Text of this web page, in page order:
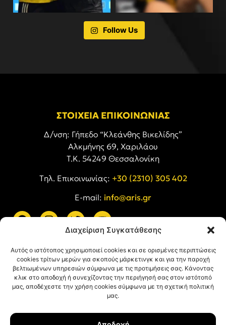
Διαχείριση Συγκατάθεσης
Αυτός ο ιστότοπος χρησιμοποιεί cookies και σε ορισμένες περιπτώσεις
cookies τρίτων μερών για σκοπούς μάρκετινγκ και για την παροχή
βελτιωμένων υπηρεσιών σύμφωνα με τις προτιμήσεις σας. Κάνοντας
κλικ στο αποδοχή ή συνεχίζοντας την περιήγησή σας στον ιστότοπό
μας, αποδέχεστε την χρήση cookies σύμφωνα με τη σχετική πολιτική
μας.
Follow Us
ΣΤΟΙΧΕΙΑ ΕΠΙΚΟΙΝΩΝΙΑΣ
Δ/νση: Γήπεδο “Κλεάνθης Βικελίδης”
Αλκμήνης 69, Χαριλάου
Τ.Κ. 54249 Θεσσαλονίκη
Tηλ. Επικοινωνίας: +30 (2310) 305 402
E-mail: info@aris.gr